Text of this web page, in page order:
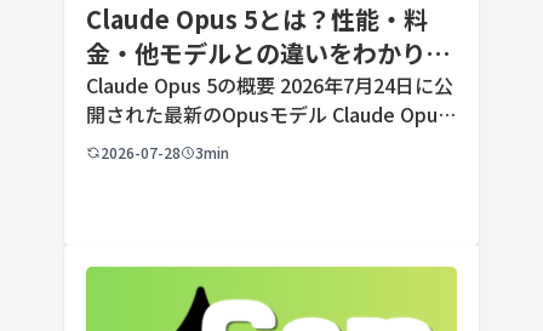
Claude Opus 5とは？性能・料
金・他モデルとの違いをわかりや
すく解説
Claude Opus 5の概要 2026年7月24日に公
開された最新のOpusモデル Claude Opus
5は、米国のAI企業Anthropic（アンソロピ
2026-07-28 3min